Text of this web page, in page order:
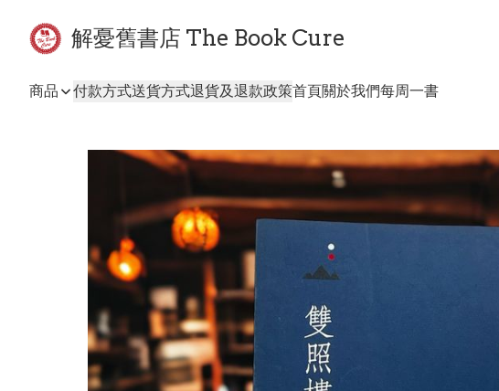
解憂舊書店 The Book Cure
商品 付款方式送貨方式退貨及退款政策首頁關於我們每周一書